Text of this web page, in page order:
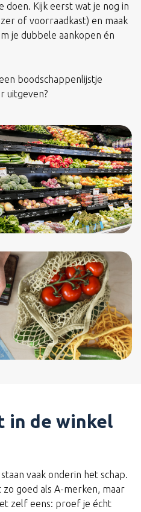
doen. Kijk eerst wat je nog in
of voorraadkast) en maak
je dubbele aankopen én
boodschappenlijstje
uitgeven?
in de winkel
vaak onderin het schap.
goed als A-merken, maar
zelf eens: proef je écht